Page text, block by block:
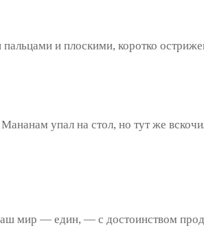
и плоскими, коротко
упал на стол, но тут же
мир — един, — с достоинством